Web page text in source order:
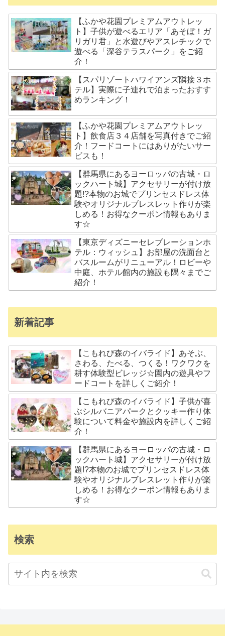
【ふかや花園プレミアムアウトレッ
ト】子供が遊べるエリア「あそぼ！ガ
リガリ君」と水遊びやアスレチックで
遊べる「深谷テラスパーク」をご紹
介！
【スパリゾートハワイアンズ隣接３ホ
テル】実際に子連れで泊まったおすす
めランキング！
【ふかや花園プレミアムアウトレッ
ト】飲食店３４店舗を写真付きでご紹
介！フードコートにはありがたいサー
ビスも！
【群馬県にあるヨーロッパの古城・ロ
ックハート城】アクセサリーが付け放
題!?本物のお城でプリンセスドレス体
験やオリジナルブレスレット作りが楽
しめる！お得なクーポン情報もありま
す☆
【東京ディズニーセレブレーションホ
テル：ウィッシュ】お部屋の洗面台と
バスルームがリニューアル！ロビーや
中庭、ホテル館内の施設も隅々までご
紹介！
新着記事
【こもれび森のイバライド】あそぶ、
さわる、たべる、つくる！ワクワクを
耕す体験型ビレッジ☆園内の遊具やフ
ードコートを詳しくご紹介！
【こもれび森のイバライド】子供が喜
ぶシルバニアパークとクッキー作り体
験について料金や施設内を詳しくご紹
介！
【群馬県にあるヨーロッパの古城・ロ
ックハート城】アクセサリーが付け放
題!?本物のお城でプリンセスドレス体
験やオリジナルブレスレット作りが楽
しめる！お得なクーポン情報もありま
す☆
検索